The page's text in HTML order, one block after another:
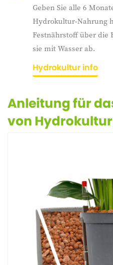
Geben Sie alle 6
Hydrokultur-Nahrung
Festnährstoff über die
sie mit Wasser ab.
Hydrokultur info
Anleitung für
von